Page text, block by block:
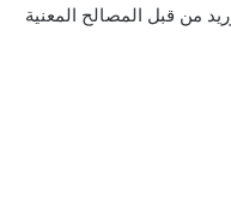
من قبل المصالح المعنية